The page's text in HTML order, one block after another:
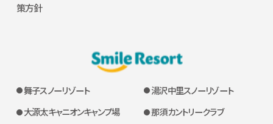
策方針
舞子スノーリゾート
大源太キャニオンキャンプ場
湯沢中里スノーリゾート
那須カントリークラブ